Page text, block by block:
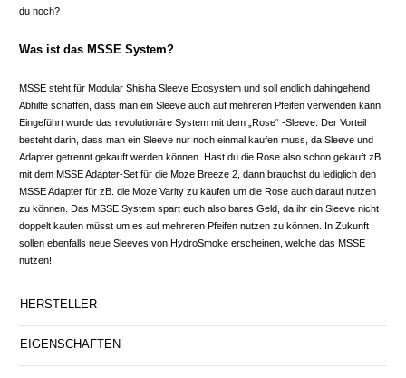
du noch?
Was ist das MSSE System?
MSSE steht für Modular Shisha Sleeve Ecosystem und soll endlich dahingehend
Abhilfe schaffen, dass man ein Sleeve auch auf mehreren Pfeifen verwenden kann.
Eingeführt wurde das revolutionäre System mit dem „Rose“ -Sleeve. Der Vorteil
besteht darin, dass man ein Sleeve nur noch einmal kaufen muss, da Sleeve und
Adapter getrennt gekauft werden können. Hast du die Rose also schon gekauft zB.
mit dem MSSE Adapter-Set für die Moze Breeze 2, dann brauchst du lediglich den
MSSE Adapter für zB. die Moze Varity zu kaufen um die Rose auch darauf nutzen
zu können. Das MSSE System spart euch also bares Geld, da ihr ein Sleeve nicht
doppelt kaufen müsst um es auf mehreren Pfeifen nutzen zu können. In Zukunft
sollen ebenfalls neue Sleeves von HydroSmoke erscheinen, welche das MSSE
nutzen!
HERSTELLER
EIGENSCHAFTEN